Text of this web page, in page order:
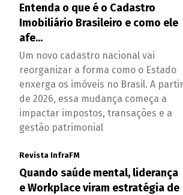
Entenda o que é o Cadastro
Imobiliário Brasileiro e como ele
afe...
Um novo cadastro nacional vai
reorganizar a forma como o Estado
enxerga os imóveis no Brasil. A partir
de 2026, essa mudança começa a
impactar impostos, transações e a
gestão patrimonial
Revista InfraFM
Quando saúde mental, liderança
e Workplace viram estratégia de